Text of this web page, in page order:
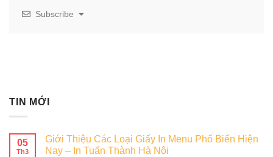
Subscribe
TIN MỚI
05
Th3
Giới Thiệu Các Loại Giấy In Menu Phổ Biến Hiện
Nay – In Tuấn Thành Hà Nội